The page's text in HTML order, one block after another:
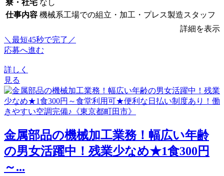
寮・社宅 なし
仕事内容 機械系工場での組立・加工・プレス製造スタッフ
詳細を表示
＼最短45秒で完了／
応募へ進む
詳しく
見る
金属部品の機械加工業務！幅広い年齢
の男女活躍中！残業少なめ★1食300円
～...